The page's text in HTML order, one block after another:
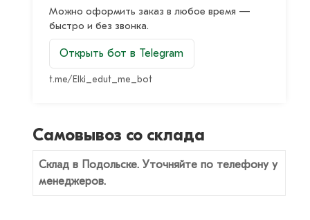
Можно оформить заказ в любое время —
быстро и без звонка.
Открыть бот в Telegram
t.me/Elki_edut_me_bot
Самовывоз со склада
Склад в Подольске. Уточняйте по телефону у
менеджеров.